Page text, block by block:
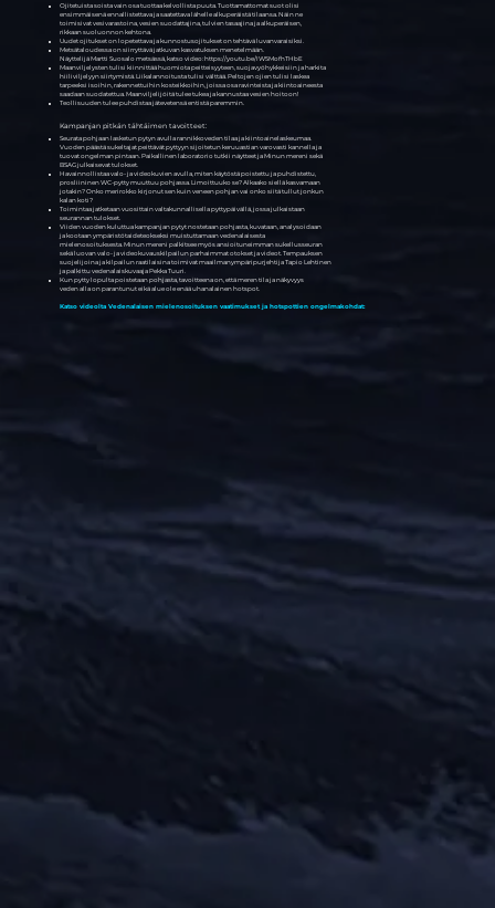
Ojitetuista soista vain osa tuottaa kelvollista puuta. Tuottamattomat suot olisi
ensimmäisenä ennallistettava ja saatettava lähelle alkuperäistä tilaansa. Näin ne
toimisivat vesivarastoina, vesien suodattajina, tulvien tasaajina ja alkuperäisen,
rikkaan suoluonnon kehtona.
Uudet ojitukset on lopetettava ja kunnostusojitukset on tehtävä luvanvaraisiksi.
Metsätaloudessa on siirryttävä jatkuvan kasvatuksen menetelmään.
Näyttelijä Martti Suosalo metsässä, katso video: https://youtu.be/IW5MofhTHbE
Maanviljelysten tulisi kiinnittää huomiota peitteisyyteen, suojavyöhykkeisiin ja harkita
hiiliviljelyyn siirtymistä. Liikalannoitusta tulisi välttää. Peltojen ojien tulisi laskea
tarpeeksi isoihin, rakennettuihin kosteikkoihin, joissa osa ravinteista ja kiintoaineesta
saadaan suodatettua. Maanviljelijöitä tulee tukea ja kannustaa vesien hoitoon!
Teollisuuden tulee puhdistaa jätevetensä entistä paremmin.
Kampanjan pitkän tähtäimen tavoitteet:
Seurata pohjaan lasketun pytyn avulla rannikkoveden tilaa ja kiintoainelaskeumaa.
Vuoden päästä sukeltajat peittävät pyttyyn sijoitetun keruuastian varovasti kannella ja
tuovat ongelman pintaan. Paikallinen laboratorio tutkii näytteet ja Minun mereni sekä
BSAG julkaisevat tulokset.
Havainnollistaa valo- ja videokuvien avulla, miten käytöstä poistettu ja puhdistettu,
prosliininen WC-pytty muuttuu pohjassa. Limoittuuko se? Alkaako siellä kasvamaan
jotakin? Onko merirokko kirjonut sen kuin veneen pohjan vai onko siitä tullut jonkun
kalan koti?
Toimintaa jatketaan vuosittain valtakunnallisella pyttypäivällä, jossa julkaistaan
seurannan tulokset.
Viiden vuoden kuluttua kampanjan pytyt nostetaan pohjasta, kuvataan, analysoidaan
ja kootaan ympäristötaideteokseksi muistuttamaan vedenalaisesta
mielenosoituksesta. Minun mereni palkitsee myös ansioituneimman sukellusseuran
sekä luovan valo- ja videokuvauskilpailun parhaimmat otokset ja videot. Tempauksen
suojelijoina ja kilpailun raatilaisina toimivat maailmanympäripurjehtija Tapio Lehtinen
ja palkittu vedenalaiskuvaaja Pekka Tuuri.
Kun pytty lopulta poistetaan pohjasta, tavoitteena on, että meren tila ja näkyvyys
veden alla on parantunut eikä alue ole enää uhanalainen hotspot.
Katso videolta Vedenalaisen mielenosoituksen vaatimukset ja hotspottien ongelmakohdat: